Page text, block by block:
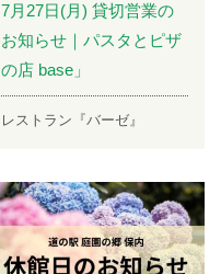
7月27日(月) 貸切営業の
お知らせ｜パスタとピザ
の店 base」
レストラン『バーゼ』